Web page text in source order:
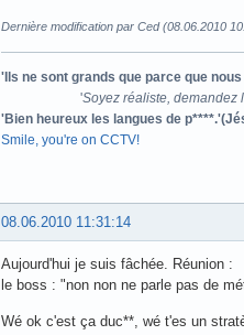
Dernière modification par Ced (08.06.2010
'Ils ne sont grands que parce que
'Soyez réaliste, demandez
'Bien heureux les langues de
Smile, you're on CCTV!
08.06.2010 11:31:14
Aujourd'hui je suis fâchée. Réunion :
le boss : "non non ne parle pas de
Wé ok c'est ça duc**, wé t'es un